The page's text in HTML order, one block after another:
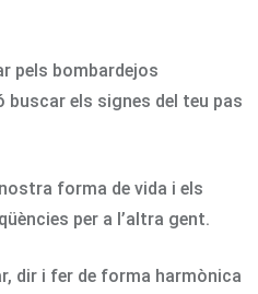
pels bombardejos
buscar els signes del teu pas
forma de vida i els
per a l’altra gent.
dir i fer de forma harmònica